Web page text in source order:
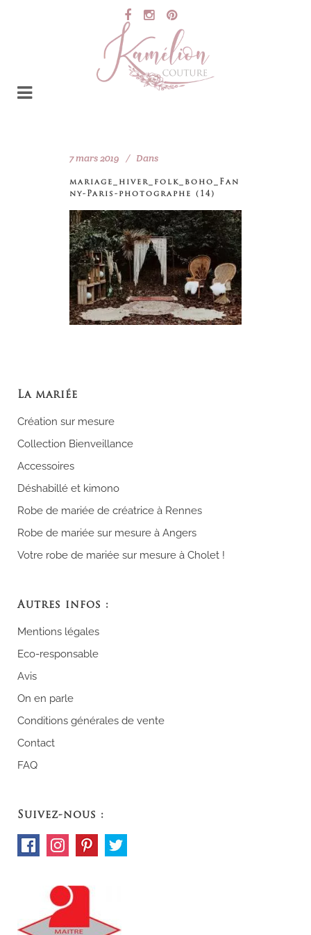
7 mars 2019 Dans
mariage_hiver_folk_boho_Fan
ny-Paris-photographe (14)
La mariée
Création sur mesure
Collection Bienveillance
Accessoires
Déshabillé et kimono
Robe de mariée de créatrice à Rennes
Robe de mariée sur mesure à Angers
Votre robe de mariée sur mesure à Cholet !
Autres infos :
Mentions légales
Eco-responsable
Avis
On en parle
Conditions générales de vente
Contact
FAQ
Suivez-nous :